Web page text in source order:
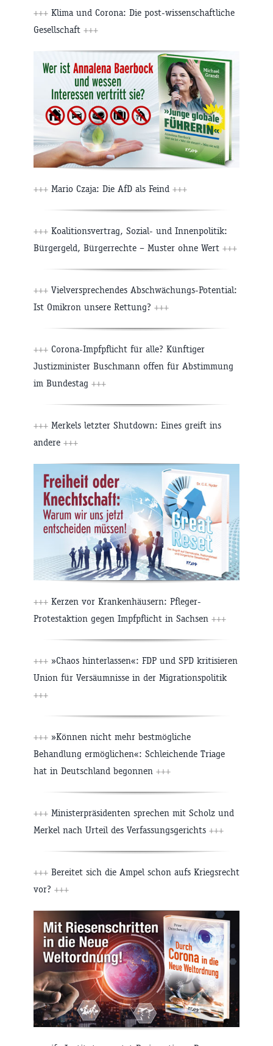
+++ Klima und Corona: Die post-wissenschaftliche
Gesellschaft +++
+++ Mario Czaja: Die AfD als Feind +++
+++ Koalitionsvertrag, Sozial- und Innenpolitik:
Bürgergeld, Bürgerrechte – Muster ohne Wert +++
+++ Vielversprechendes Abschwächungs-Potential:
Ist Omikron unsere Rettung? +++
+++ Corona-Impfpflicht für alle? Künftiger
Justizminister Buschmann offen für Abstimmung
im Bundestag +++
+++ Merkels letzter Shutdown: Eines greift ins
andere +++
+++ Kerzen vor Krankenhäusern: Pfleger-
Protestaktion gegen Impfpflicht in Sachsen +++
+++ »Chaos hinterlassen«: FDP und SPD kritisieren
Union für Versäumnisse in der Migrationspolitik
+++
+++ »Können nicht mehr bestmögliche
Behandlung ermöglichen«: Schleichende Triage
hat in Deutschland begonnen +++
+++ Ministerpräsidenten sprechen mit Scholz und
Merkel nach Urteil des Verfassungsgerichts +++
+++ Bereitet sich die Ampel schon aufs Kriegsrecht
vor? +++